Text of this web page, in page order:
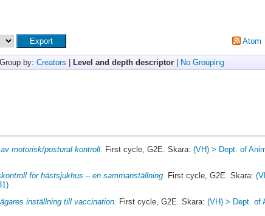
Atom
Group by: Creators Level and depth descriptor No Grouping
av motorisk/postural kontroll. First cycle, G2E. Skara:(VH) > Dept. of
för hästsjukhus – en sammanställning. First cycle, G2E. Skara:
inställning till vaccination. First cycle, G2E. Skara:(VH) > Dept. of